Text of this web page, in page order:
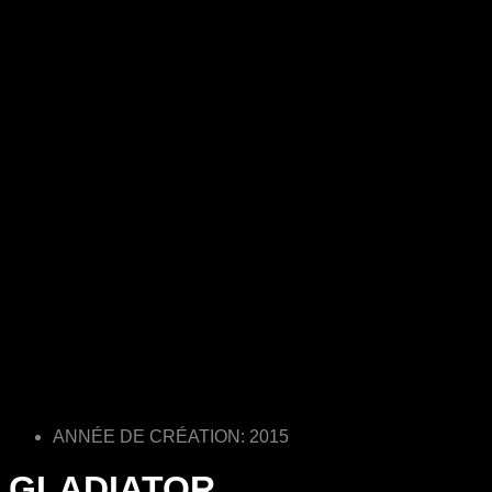
ANNÉE DE CRÉATION: 2015